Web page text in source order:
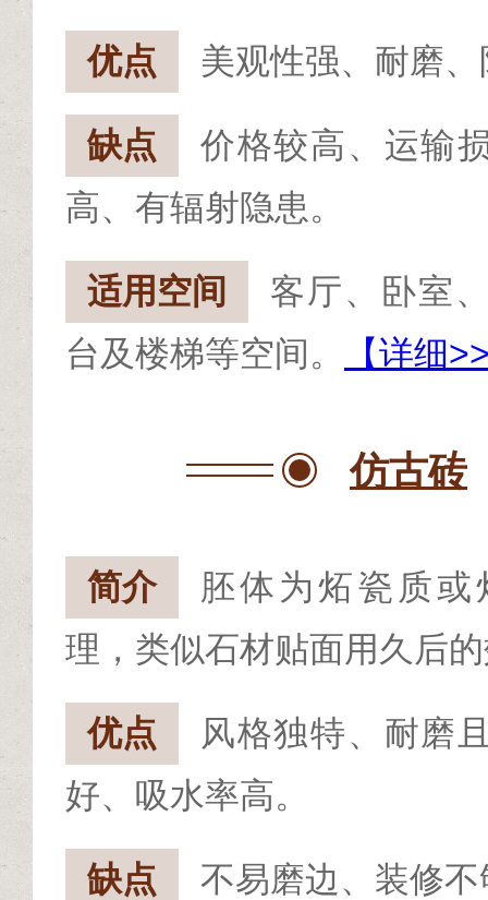
优点 美观性强、耐磨
缺点
价格较高、运输
高、有辐射隐患。
适用空间
客厅、卧室
台及楼梯等空间。
【详细
仿古砖
简介
胚体为炻瓷质
理，类似石材贴面用久后
优点
风格独特、耐磨
好、吸水率高。
缺点 不易磨边、装修